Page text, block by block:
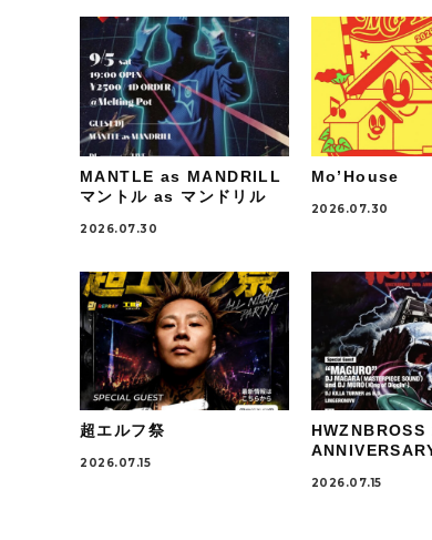
MANTLE as MANDRILL
マントル as マンドリル
2026.07.30
Mo’House
2026.07.30
超エルフ祭
2026.07.15
HWZNBROSS
2026.07.15